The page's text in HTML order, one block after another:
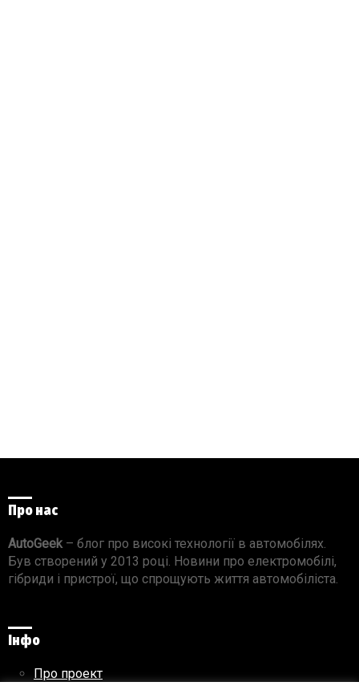
Про нас
AutoGeek– блог про високі технології в автомобілях.
Був створений у 2013 році. Новини про електромобілі,
гібриди і пристрої, що спрощують життя автомобіліста.
Інфо
Про проект